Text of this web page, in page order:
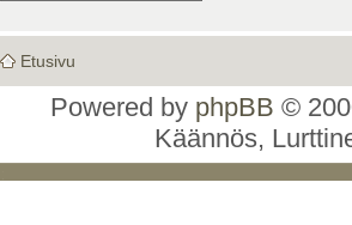
Etusivu
Powered by phpBB ©
Käännös,